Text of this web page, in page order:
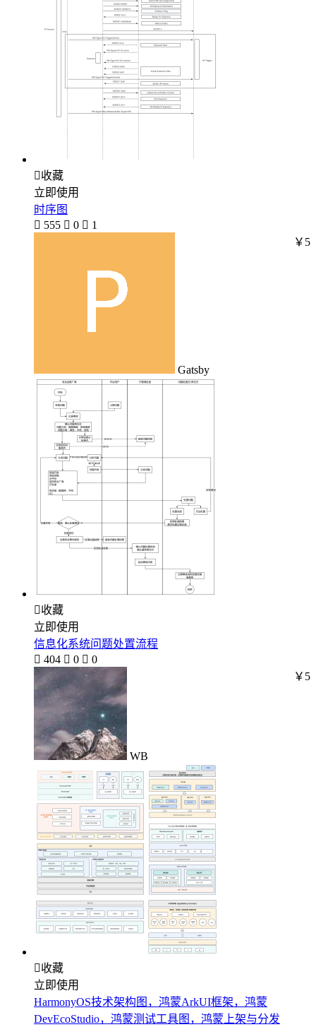
收藏
立即使用
时序图
 555  0  1
Gatsby
￥5
收藏
立即使用
信息化系统问题处置流程
 404  0  0
WB
￥5
收藏
立即使用
HarmonyOS技术架构图，鸿蒙ArkUI框架，鸿蒙
DevEcoStudio，鸿蒙测试工具图，鸿蒙上架与分发